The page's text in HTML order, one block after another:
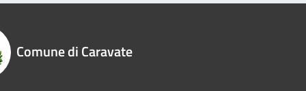
Comune di Caravate